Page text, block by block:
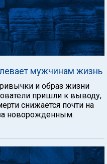
мужчинам жизнь
и образ жизни
пришли к выводу,
снижается почти на
новорожденным.